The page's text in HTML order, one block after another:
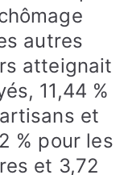
autres
atteignait
11,44 %
et
% pour les
et 3,72